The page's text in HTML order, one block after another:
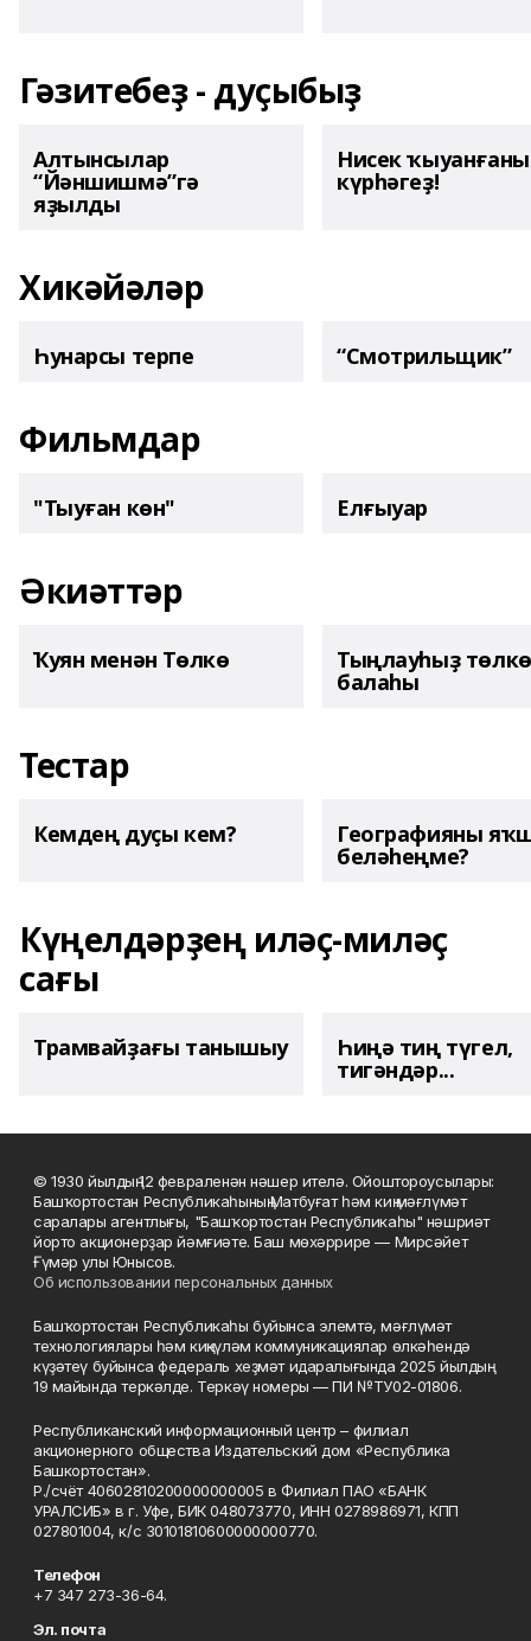
Гәзитебеҙ - дуҫыбыҙ
Алтынсылар
“Йәншишмә”гә
яҙылды
Нисек
күрһәгеҙ!
Хикәйәләр
Һунарсы терпе “Смотрильщик”
Фильмдар
"Тыуған көн" Елғыуар
Әкиәттәр
Ҡуян менән Төлкө Тыңлауһыҙ төлкө
балаһы
Тестар
Кемдең дуҫы кем? Географияны
беләһеңме?
Күңелдәрҙең иләҫ-миләҫ
сағы
Трамвайҙағы танышыу Һиңә тиң түгел,
тигәндәр...
© 1930 йылдың 12 февраленән нәшер ителә. Ойоштороусылары:
Башҡортостан Республикаһының Матбуғат һәм киң мәғлүмәт
саралары агентлығы, "Башҡортостан Республикаһы" нәшриәт
йорто акционерҙар йәмғиәте. Баш мөхәррире — Мирсәйет
Ғүмәр улы Юнысов.
Об использовании персональных данных
Башҡортостан Республикаһы буйынса элемтә, мәғлүмәт
технологиялары һәм киңкүләм коммуникациялар өлкәһендә
күҙәтеү буйынса федераль хеҙмәт идаралығында 2025 йылдың
19 майында теркәлде. Теркәү номеры — ПИ №ТУ02-01806.
Республиканский информационный центр – филиал
акционерного общества Издательский дом «Республика
Башкортостан».
Р./счёт 40602810200000000005 в Филиал ПАО «БАНК
УРАЛСИБ» в г. Уфе, БИК 048073770, ИНН 0278986971, КПП
027801004, к/с 30101810600000000770.
Телефон
+7 347 273-36-64.
Эл. почта